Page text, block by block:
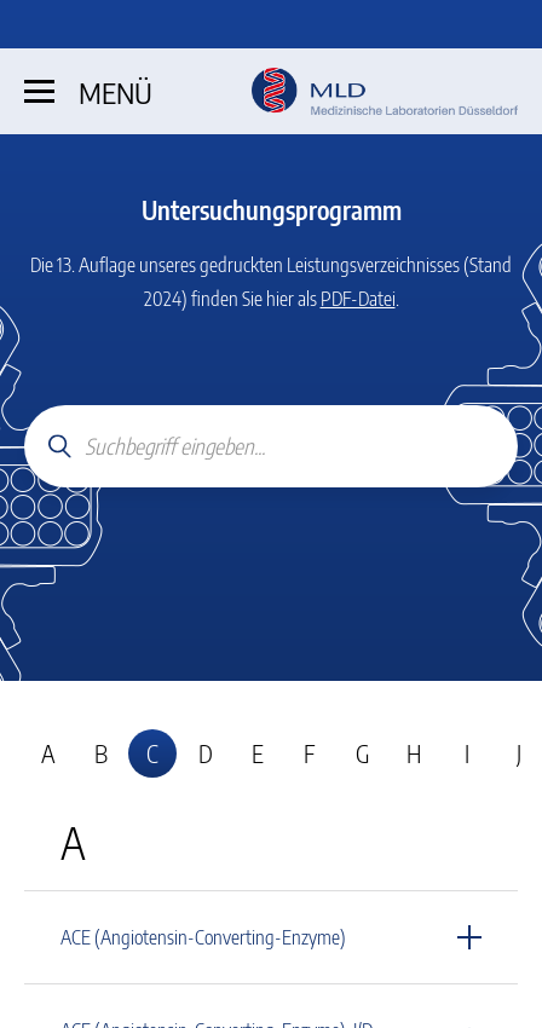
MENÜ
Untersuchungsprogramm
Die 13. Auflage unseres gedruckten Leistungsverzeichnisses (Stand
2024) finden Sie hier als PDF-Datei.
A B C D E F G H I J
A
ACE (Angiotensin-Converting-Enzyme)